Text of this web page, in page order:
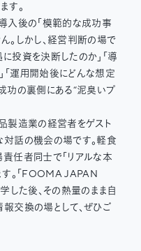
す。
入後の「模範的な成功事
。しかし、経営判断の場で
投資を決断したのか」「導
「運用開始後にどんな想定
功の裏側にある“泥臭いプ
製造業の経営者をゲスト
対話の機会の場です。軽食
任者同士で「リアルな本
す。「FOOMA JAPAN
した後、その熱量のまま自
交換の場として、ぜひご